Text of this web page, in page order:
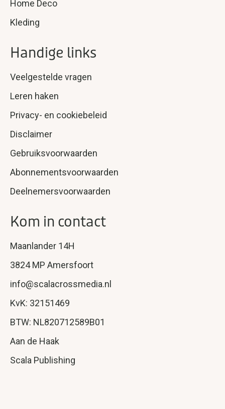
Home Deco
Kleding
Handige links
Veelgestelde vragen
Leren haken
Privacy- en cookiebeleid
Disclaimer
Gebruiksvoorwaarden
Abonnementsvoorwaarden
Deelnemersvoorwaarden
Kom in contact
Maanlander 14H
3824 MP Amersfoort
info@scalacrossmedia.nl
KvK: 32151469
BTW: NL820712589B01
Aan de Haak
Scala Publishing